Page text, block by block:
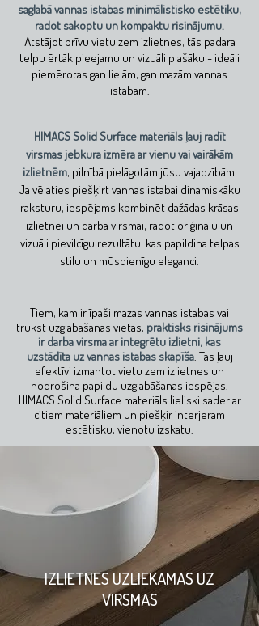
saglabā vannas istabas minimālistisko estētiku,
radot sakoptu un kompaktu risinājumu.
Atstājot brīvu vietu zem izlietnes, tās padara
telpu ērtāk pieejamu un vizuāli plašāku - ideāli
piemērotas gan lielām, gan mazām vannas
istabām.
HIMACS Solid Surface materiāls ļauj radīt
virsmas jebkura izmēra ar vienu vai vairākām
izlietnēm, pilnībā pielāgotām jūsu vajadzībām.
Ja vēlaties piešķirt vannas istabai dinamiskāku
raksturu, iespējams kombinēt dažādas krāsas
izlietnei un darba virsmai, radot oriģinālu un
vizuāli pievilcīgu rezultātu, kas papildina telpas
stilu un mūsdienīgu eleganci.
Tiem, kam ir īpaši mazas vannas istabas vai
trūkst uzglabāšanas vietas, praktisks risinājums
ir darba virsma ar integrētu izlietni, kas
uzstādīta uz vannas istabas skapīša. Tas ļauj
efektīvi izmantot vietu zem izlietnes un
nodrošina papildu uzglabāšanas iespējas.
HIMACS Solid Surface materiāls lieliski sader ar
citiem materiāliem un piešķir interjeram
estētisku, vienotu izskatu.
IZLIETNES UZLIEKAMAS UZ
VIRSMAS